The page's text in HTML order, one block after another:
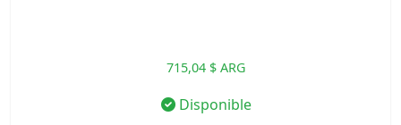
715,04 $ ARG
Disponible